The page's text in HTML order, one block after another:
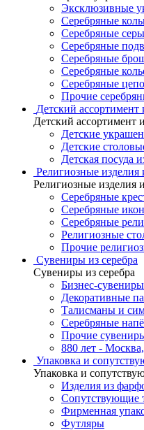
Эксклюзивные
Серебряные
Серебряные
Серебряные
Серебряные
Серебряные
Серебряные
Прочие
Детский ассортимент
Детский ассортимент
Детские
Детские
Детская посуда
Религиозные изделия
Религиозные изделия
Серебряные
Серебряные
Серебряные
Религиозные
Прочие
Сувениры из серебра
Сувениры из серебра
Бизнес-сувениры
Декоративные
Талисманы и
Серебряные
Прочие
880 лет -
Упаковка и
Упаковка и
Изделия из
Сопутствующие
Фирменная
Футляры